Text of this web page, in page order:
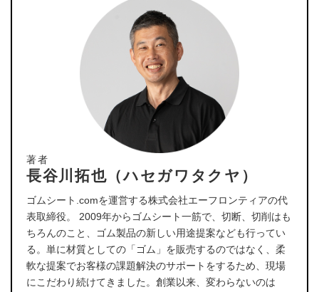
著者
長谷川拓也（ハセガワタクヤ）
ゴムシート.comを運営する株式会社エーフロンティアの代
表取締役。 2009年からゴムシート一筋で、切断、切削はも
ちろんのこと、ゴム製品の新しい用途提案なども行ってい
る。単に材質としての「ゴム」を販売するのではなく、柔
軟な提案でお客様の課題解決のサポートをするため、現場
にこだわり続けてきました。創業以来、変わらないのは